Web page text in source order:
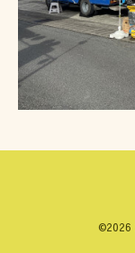
©2026